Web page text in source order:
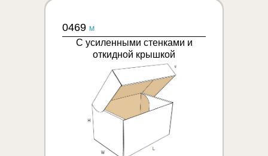
0469 M
С усиленными стенками и
откидной крышкой